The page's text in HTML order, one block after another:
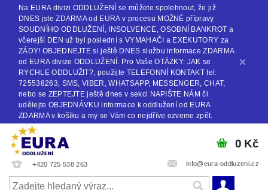
Na EURA divizi ODDLUŽENÍ se můžete spolehnout, že již
DNES jste ZDARMA od EURA v procesu MOŽNÉ přípravy
SOUDNÍHO ODDLUŽENÍ, INSOLVENCE, OSOBNÍ BANKROT a
včerejší DEN už byl poslední s VYMAHAČI a EXEKUTORY za
ZÁDY! OBJEDNEJTE si ještě DNES službu informace ZDARMA
od EURA divize ODDLUŽENÍ. Pro Vaše OTÁZKY: JAK se
RYCHLE ODDLUŽIT?, použijte TELEFONNÍ KONTAKT tel:
725538263, SMS, VIBER, WHATSAPP, MESSENGER, CHAT,
nebo se ZEPTEJTE ještě dnes v sekci NAPIŠTE NÁM či
udělejte OBJEDNÁVKU informace k oddlužení od EURA
ZDARMA v košíku a my se Vám co nejdříve ozveme zpět.
+420 725 538 263 info@eura-oddluzeni.cz
0 Kč